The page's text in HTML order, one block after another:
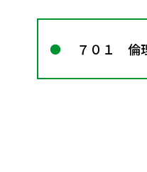
７０１ 倫